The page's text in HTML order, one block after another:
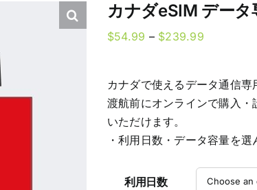
カナダeSIM データ
$54.99 – $239.99Price
through
$239.99
カナダで使えるデータ通信専
渡航前にオンラインで購入
いただけます。
・利用日数・データ容量を
利用日数